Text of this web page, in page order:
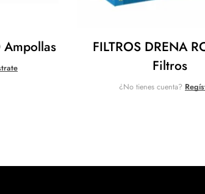
Ampollas
FILTROS DRENA
Filtros
¿No tienes cuenta?